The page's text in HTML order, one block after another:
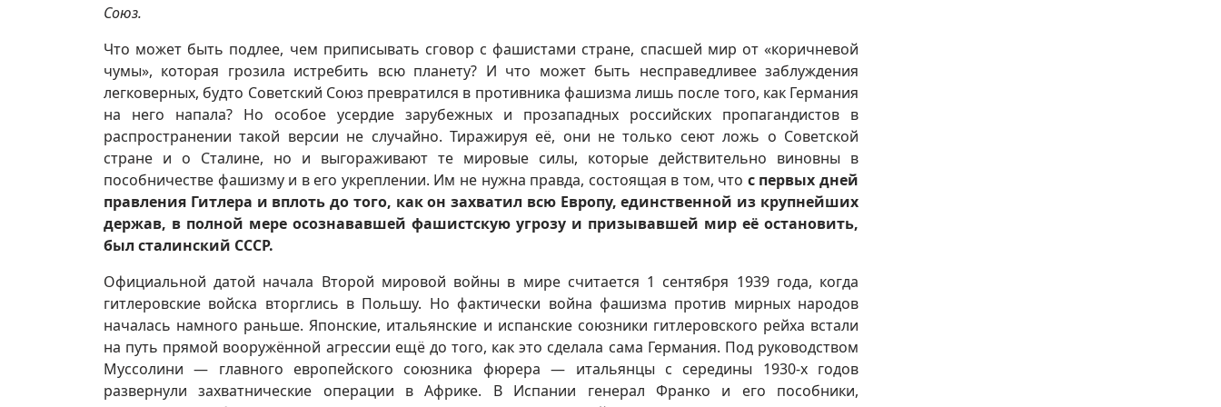
Союз.
Что может быть подлее, чем приписывать сговор с фашистами стране, спасшей мир от «коричневой
чумы», которая грозила истребить всю планету? И что может быть несправедливее заблуждения
легковерных, будто Советский Союз превратился в противника фашизма лишь после того, как Германия
на него напала? Но особое усердие зарубежных и прозападных российских пропагандистов в
распространении такой версии не случайно. Тиражируя её, они не только сеют ложь о Советской
стране и о Сталине, но и выгораживают те мировые силы, которые действительно виновны в
пособничестве фашизму и в его укреплении. Им не нужна правда, состоящая в том, что с первых дней
правления Гитлера и вплоть до того, как он захватил всю Европу, единственной из крупнейших
держав, в полной мере осознававшей фашистскую угрозу и призывавшей мир её остановить,
был сталинский СССР.
Официальной датой начала Второй мировой войны в мире считается 1 сентября 1939 года, когда
гитлеровские войска вторглись в Польшу. Но фактически война фашизма против мирных народов
началась намного раньше. Японские, итальянские и испанские союзники гитлеровского рейха встали
на путь прямой вооружённой агрессии ещё до того, как это сделала сама Германия. Под руководством
Муссолини — главного европейского союзника фюрера — итальянцы с середины 1930-х годов
развернули захватнические операции в Африке. В Испании генерал Франко и его пособники,